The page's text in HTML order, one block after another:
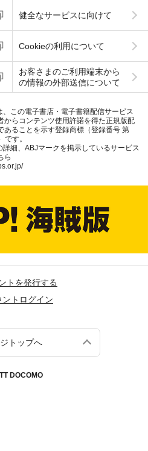
健全なサービスに向けて
Cookieの利用について
お客さまのご利用端末から
の情報の外部送信について
、この電子書店・電子書籍配信サービス
からコンテンツ使用許諾を得た正規版配
あることを示す登録商標（登録番号 第
です。
詳細、ABJマークを掲示しているサービス
ら
トを発行する
ントログイン
トップへ
DOCOMO